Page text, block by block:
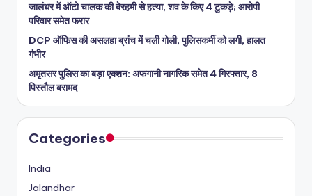
जालंधर में ऑटो चालक की बेरहमी से हत्या, शव के किए 4 टुकड़े; आरोपी
परिवार समेत फरार
DCP ऑफिस की असलहा ब्रांच में चली गोली, पुलिसकर्मी को लगी, हालत
गंभीर
अमृतसर पुलिस का बड़ा एक्शन: अफगानी नागरिक समेत 4 गिरफ्तार, 8
पिस्तौल बरामद
Categories
India
Jalandhar